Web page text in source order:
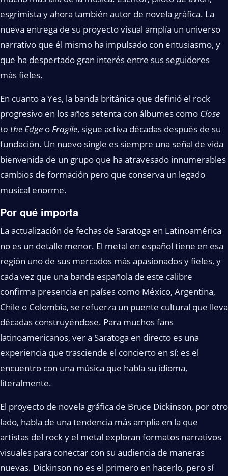
esgrimista y ahora también autor de novela gráfica. La
nueva entrega de su proyecto visual amplía un universo
narrativo que él mismo ha impulsado con entusiasmo, y
que ha despertado gran interés entre sus seguidores
más fieles.
En cuanto a Yes, la banda británica que definió el rock
progresivo en los años setenta con álbumes como Close
to the Edge o Fragile, sigue activa décadas después de su
fundación. Un nuevo single es siempre una señal de vida
bienvenida de un grupo que ha atravesado innumerables
cambios de formación pero que conserva un legado
musical enorme.
Por qué importa
La actualización de fechas de Saratoga en Latinoamérica
no es un detalle menor. El metal en español tiene en esa
región uno de sus mercados más apasionados y fieles, y
cada vez que una banda española de este calibre
confirma presencia en países como México, Argentina,
Chile o Colombia, se refuerza un puente cultural que lleva
décadas construyéndose. Para muchos fans
latinoamericanos, ver a Saratoga en directo es una
experiencia que trasciende el concierto en sí: es el
encuentro con una música que habla su idioma,
literalmente.
El proyecto de novela gráfica de Bruce Dickinson, por otro
lado, habla de una tendencia más amplia en la que
artistas del rock y el metal exploran formatos narrativos
visuales para conectar con su audiencia de maneras
nuevas. Dickinson no es el primero en hacerlo, pero sí